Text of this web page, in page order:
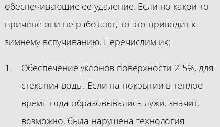
обеспечивающие ее удаление. Если по какой то
причине они не работают, то это приводит к
зимнему вспучиванию. Перечислим их:
Обеспечение уклонов поверхности 2-5%, для
стекания воды. Если на покрытии в теплое
время года образовывались лужи, значит,
возможно, была нарушена технология